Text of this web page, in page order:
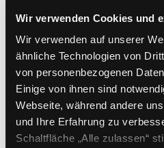
Wir verwenden Cookies und
Wir verwenden auf unserer
ähnliche Technologien von
von personenbezogenen
Einige von ihnen sind
Webseite, während andere
und Ihre Erfahrung zu
Schaltfläche „Alle zulassen“
Verfasser:
Jahr:
Bagger & Co.
Eisenbahn
Spektakuläre